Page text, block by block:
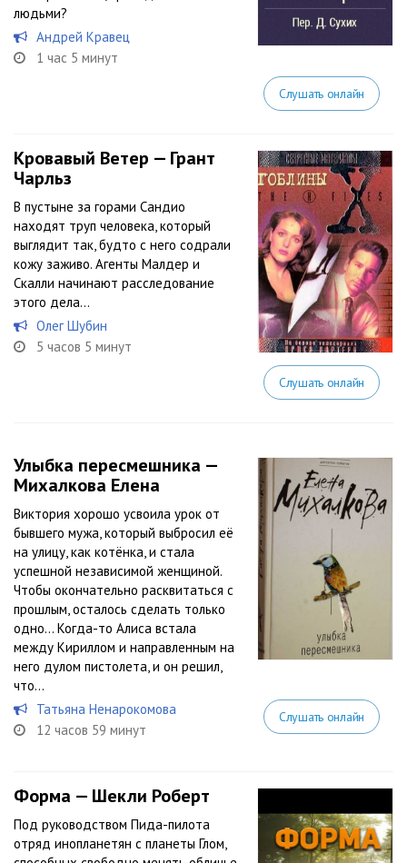
людьми?
Андрей Кравец
1 час 5 минут
Слушать онлайн
Кровавый Ветер — Грант
Чарльз
В пустыне за горами Сандио
находят труп человека, который
выглядит так, будто с него содрали
кожу заживо. Агенты Малдер и
Скалли начинают расследование
этого дела…
Олег Шубин
5 часов 5 минут
Слушать онлайн
Улыбка пересмешника —
Михалкова Елена
Виктория хорошо усвоила урок от
бывшего мужа, который выбросил её
на улицу, как котёнка, и стала
успешной независимой женщиной.
Чтобы окончательно расквитаться с
прошлым, осталось сделать только
одно… Когда-то Алиса встала
между Кириллом и направленным на
него дулом пистолета, и он решил,
что...
Татьяна Ненарокомова
12 часов 59 минут
Слушать онлайн
Форма — Шекли Роберт
Под руководством Пида-пилота
отряд инопланетян с планеты Глом,